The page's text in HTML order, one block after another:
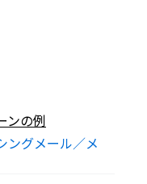
ンの例
ングメール／メ